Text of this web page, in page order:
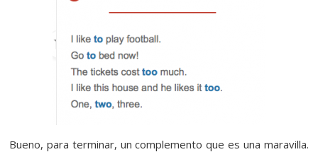
Bueno, para terminar, un complemento que es una maravilla.